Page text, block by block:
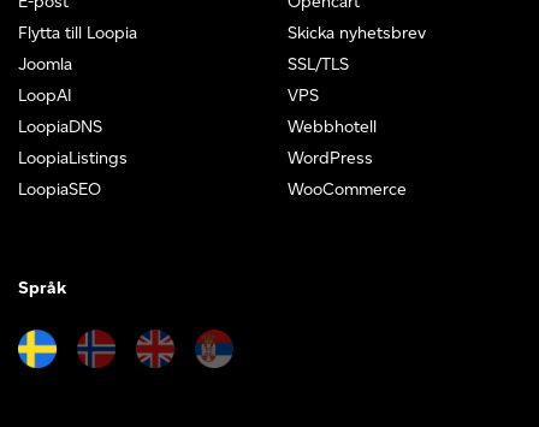
Flytta till Loopia
Joomla
LoopAI
LoopiaDNS
LoopiaListings
LoopiaSEO
Skicka nyhetsbrev
SSL/TLS
VPS
Webbhotell
WordPress
WooCommerce
Språk